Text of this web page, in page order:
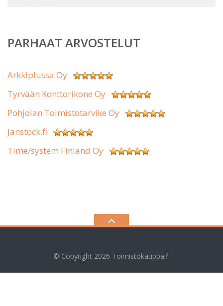
PARHAAT ARVOSTELUT
Arkkiplussa Oy
Tyrvään Konttorikone Oy
Pohjolan Toimistotarvike Oy
Janstock.fi
Time/system Finland Oy
© Copyright 2026 Toimistokauppa.fi